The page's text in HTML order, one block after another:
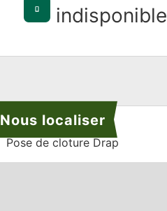
indisponible
Nous localiser
Pose de cloture Drap